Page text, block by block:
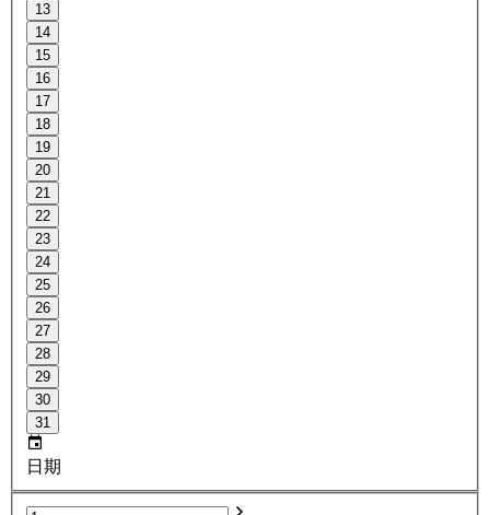
13
14
15
16
17
18
19
20
21
22
23
24
25
26
27
28
29
30
31
日期